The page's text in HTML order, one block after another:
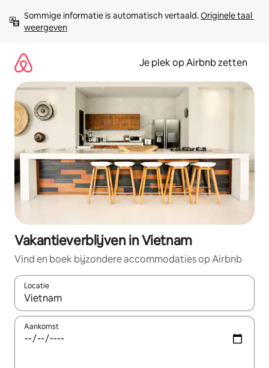
direct
naar
Sommige informatie is automatisch vertaald. Originele taal
weergeven
Je plek op Airbnb zetten
Vakantieverblijven in Vietnam
Vind en boek bijzondere accommodaties op Airbnb
Locatie
Wanneer er resultaten beschikbaar zijn, maak je een keuze
Aankomst